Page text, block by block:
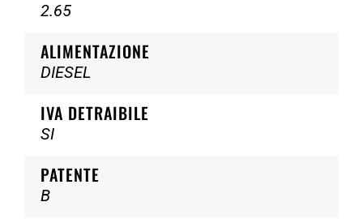
2.65
ALIMENTAZIONE
DIESEL
IVA DETRAIBILE
SI
PATENTE
B